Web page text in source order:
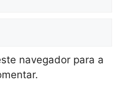
navegador para a